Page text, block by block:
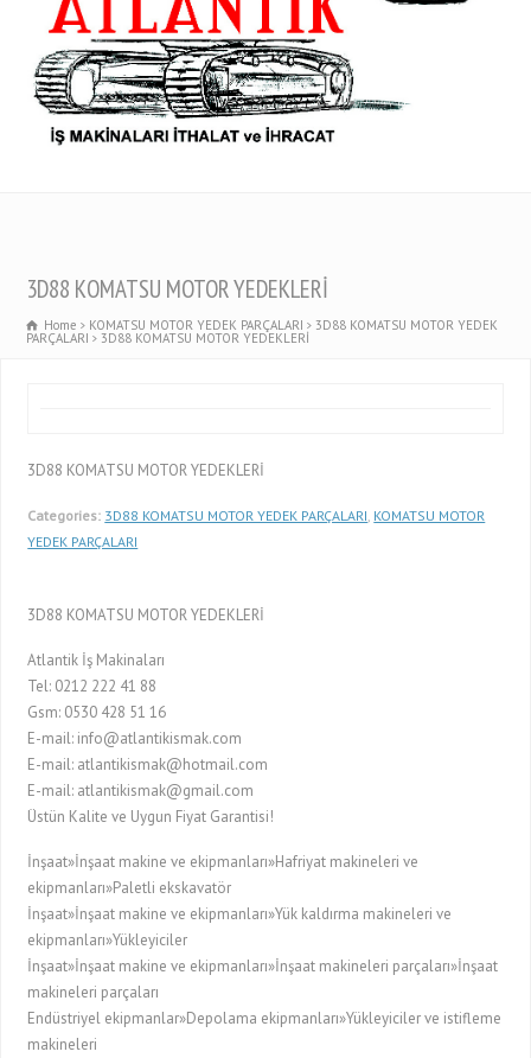
3D88 KOMATSU MOTOR YEDEKLERİ
Home KOMATSU MOTOR YEDEK PARÇALARI 3D88 KOMATSU MOTOR YEDEK
PARÇALARI 3D88 KOMATSU MOTOR YEDEKLERİ
3D88 KOMATSU MOTOR YEDEKLERİ
Categories: 3D88 KOMATSU MOTOR YEDEK PARÇALARI KOMATSU MOTOR
YEDEK PARÇALARI
3D88 KOMATSU MOTOR YEDEKLERİ
Atlantik İş Makinaları
Tel: 0212 222 41 88
Gsm: 0530 428 51 16
E-mail: info@atlantikismak.com
E-mail: atlantikismak@hotmail.com
E-mail: atlantikismak@gmail.com
Üstün Kalite ve Uygun Fiyat Garantisi!
İnşaat»İnşaat makine ve ekipmanları»Hafriyat makineleri ve
ekipmanları»Paletli ekskavatör
İnşaat»İnşaat makine ve ekipmanları»Yük kaldırma makineleri ve
ekipmanları»Yükleyiciler
İnşaat»İnşaat makine ve ekipmanları»İnşaat makineleri parçaları»İnşaat
makineleri parçaları
Endüstriyel ekipmanlar»Depolama ekipmanları»Yükleyiciler ve istifleme
makineleri